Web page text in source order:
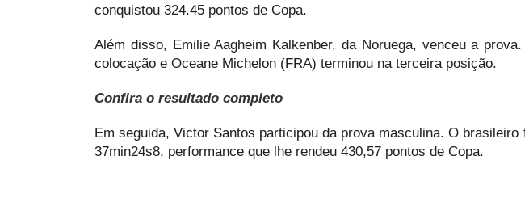
conquistou 324.45 pontos de Copa.
Além disso, Emilie Aagheim Kalkenber, da Noruega, venceu a
colocação e Oceane Michelon (FRA) terminou na terceira posição.
Confira o resultado completo
Em seguida, Victor Santos participou da prova masculina. O
37min24s8, performance que lhe rendeu 430,57 pontos de Copa.